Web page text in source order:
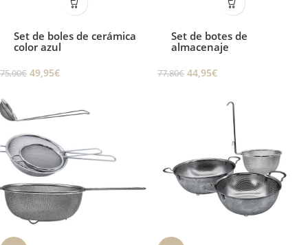
Set de boles de cerámica
color azul
75,00€ 49,95€
Set de botes de
almacenaje
77,80€ 44,95€